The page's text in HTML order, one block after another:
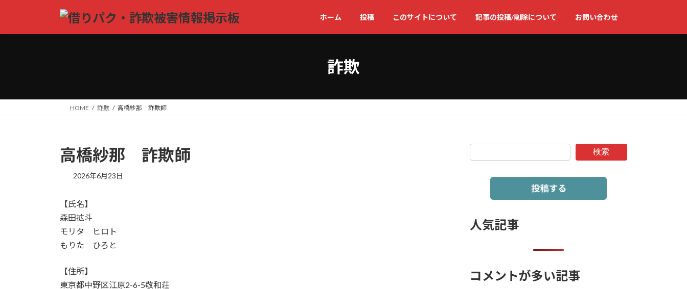
ホーム 投稿 このサイトについて 記事の投稿/削除について お問い合わせ
詐欺
HOME 詐欺 高橋紗那 詐欺師
高橋紗那 詐欺師
2026年6月23日
【氏名】
森田拡斗
モリタ ヒロト
もりた ひろと
【住所】
東京都中野区江原2-6-5敬和荘
検索
人気記事
コメントが多い記事